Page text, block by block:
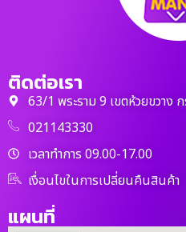
ติดต่อเรา
63/1 พระราม 9 เขตห้วยขวาง
021143330
เวลาทำการ 09.00-17.00
เงื่อนไขในการเปลี่ยนคืนสินค้า
แผนที่